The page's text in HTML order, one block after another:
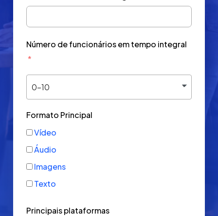
Número de funcionários em tempo integral
0-10
Formato Principal
Vídeo
Áudio
Imagens
Texto
Principais plataformas